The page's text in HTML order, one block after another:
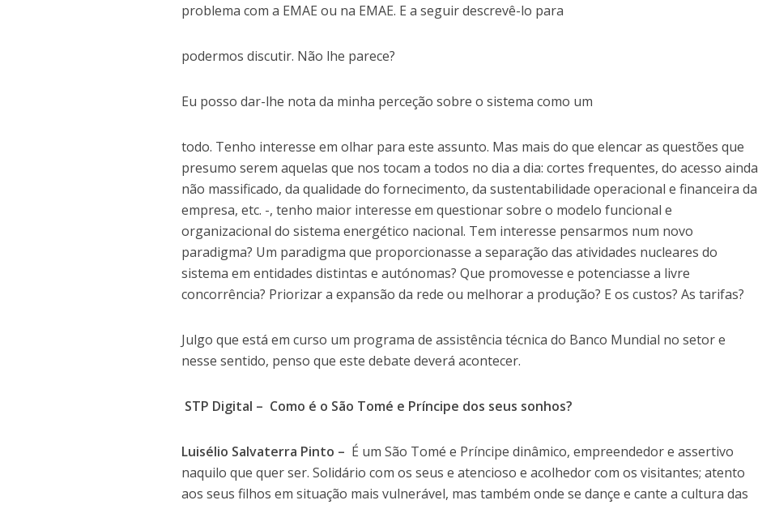
problema com a EMAE ou na EMAE. E a seguir descrevê-lo para
podermos discutir. Não lhe parece?
Eu posso dar-lhe nota da minha perceção sobre o sistema como um
todo. Tenho interesse em olhar para este assunto. Mas mais do que elencar as questões que
presumo serem aquelas que nos tocam a todos no dia a dia: cortes frequentes, do acesso ainda
não massificado, da qualidade do fornecimento, da sustentabilidade operacional e financeira da
empresa, etc. -, tenho maior interesse em questionar sobre o modelo funcional e
organizacional do sistema energético nacional. Tem interesse pensarmos num novo
paradigma? Um paradigma que proporcionasse a separação das atividades nucleares do
sistema em entidades distintas e autónomas? Que promovesse e potenciasse a livre
concorrência? Priorizar a expansão da rede ou melhorar a produção? E os custos? As tarifas?
Julgo que está em curso um programa de assistência técnica do Banco Mundial no setor e
nesse sentido, penso que este debate deverá acontecer.
STP Digital – Como é o São Tomé e Príncipe dos seus sonhos?
Luisélio Salvaterra Pinto – É um São Tomé e Príncipe dinâmico, empreendedor e assertivo
naquilo que quer ser. Solidário com os seus e atencioso e acolhedor com os visitantes; atento
aos seus filhos em situação mais vulnerável, mas também onde se dançe e cante a cultura das